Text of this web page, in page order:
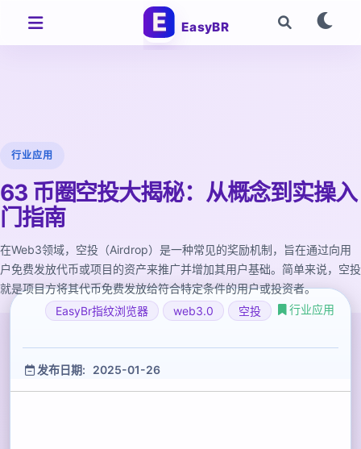
EasyBR
行业应用
63 币圈空投大揭秘：从概念到实操入
门指南
在Web3领域，空投（Airdrop）是一种常见的奖励机制，旨在通过向用
户免费发放代币或项目的资产来推广并增加其用户基础。简单来说，空投
就是项目方将其代币免费发放给符合特定条件的用户或投资者。
EasyBr指纹浏览器
web3.0 空投 行业应用
发布日期: 2025-01-26